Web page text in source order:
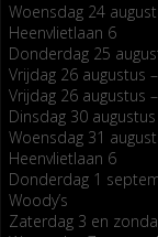
Woensdag 24
Heenvlietlaan 6
Donderdag 25
Vrijdag 26 augustus
Vrijdag 26 augustus –
Dinsdag 30
Woensdag 31
Heenvlietlaan 6
Donderdag 1
Woody’s
Zaterdag 3 en